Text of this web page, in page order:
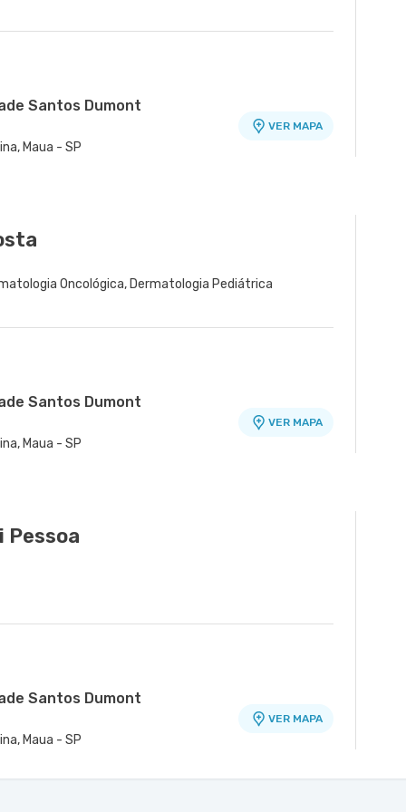
Santos Dumont
Maua - SP
VER MAPA
Oncológica, Dermatologia Pediátrica
Santos Dumont
Maua - SP
VER MAPA
Pessoa
Santos Dumont
Maua - SP
VER MAPA
Pires - SP
VER MAPA